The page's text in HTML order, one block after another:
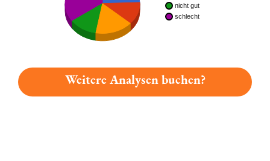
nicht gut
schlecht
Weitere Analysen buchen?